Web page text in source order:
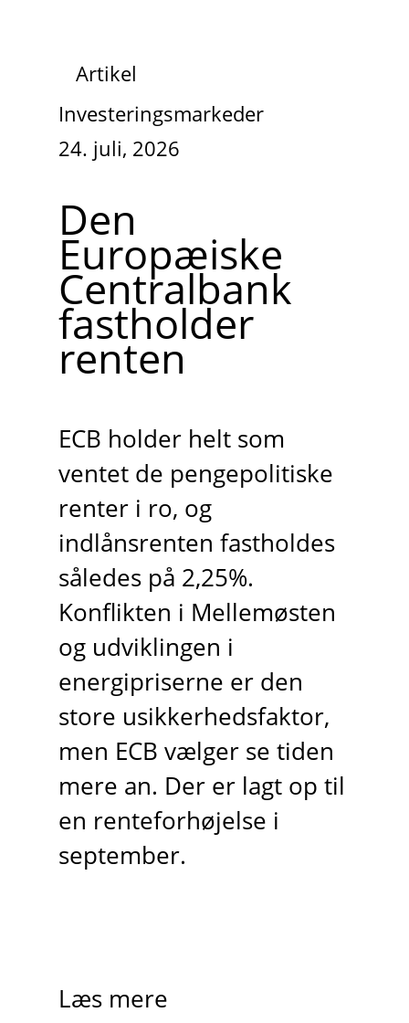
Artikel
Investeringsmarkeder
24. juli, 2026
Den
Europæiske
Centralbank
fastholder
renten
ECB holder helt som
ventet de pengepolitiske
renter i ro, og
indlånsrenten fastholdes
således på 2,25%.
Konflikten i Mellemøsten
og udviklingen i
energipriserne er den
store usikkerhedsfaktor,
men ECB vælger se tiden
mere an. Der er lagt op til
en renteforhøjelse i
september.
Læs mere